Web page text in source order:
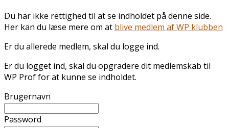
Du har ikke rettighed til at se indholdet på denne side.
Her kan du læse mere om at blive medlem af WP klubben
Er du allerede medlem, skal du logge ind.
Er du logget ind, skal du opgradere dit medlemskab til
WP Prof for at kunne se indholdet.
Brugernavn
Password